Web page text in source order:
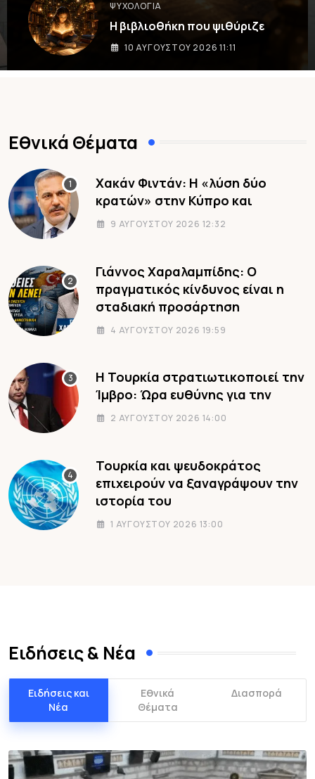
Κωνσταντίνος Κολοκούρης:
Αναφορά στον Άρειο
10 ΑΥΓΟΎΣΤΟΥ 2026 9:53
Εθνικά Θέματα
Χακάν Φιντάν: Η «λύση δύο
κρατών» στην Κύπρο και
9 ΑΥΓΟΎΣΤΟΥ 2026 12:32
Γιάννος Χαραλαμπίδης: Ο
πραγματικός κίνδυνος είναι η
σταδιακή προσάρτηση
4 ΑΥΓΟΎΣΤΟΥ 2026 19:59
Η Τουρκία στρατιωτικοποιεί την
Ίμβρο: Ώρα ευθύνης για την
2 ΑΥΓΟΎΣΤΟΥ 2026 14:00
Τουρκία και ψευδοκράτος
επιχειρούν να ξαναγράψουν την
ιστορία του
1 ΑΥΓΟΎΣΤΟΥ 2026 13:00
Ειδήσεις & Νέα
Ειδήσεις και
Νέα
Εθνικά
Θέματα
Διασπορά